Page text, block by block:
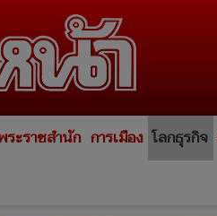
ระราชสำนัก การเมือง โลกธุรกิจ